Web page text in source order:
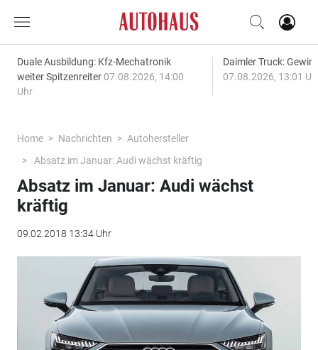
Duale Ausbildung: Kfz-Mechatronik
weiter Spitzenreiter 07.08.2026, 14:00
Uhr
Daimler Truck:
07.08.2026, 13:01
Home Nachrichten
Autohersteller
Absatz im Januar: Audi wächst kräftig
Absatz im Januar: Audi wächst
kräftig
09.02.2018 13:34 Uhr